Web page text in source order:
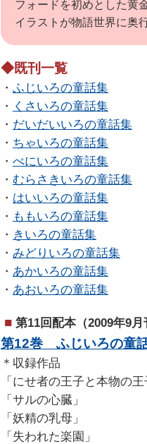
フォードを初めとした黄
イラストが物語世界に奥
◆既刊一覧
・ ふじいろの童話集
・ くさいろの童話集
・ だいだいいろの童話集
・ ちゃいろの童話集
・ べにいろの童話集
・ むらさきいろの童話集
・ はいいろの童話集
・ ももいろの童話集
・ きいろの童話集
・ みどりいろの童話集
・ あかいろの童話集
・ あおいろの童話集
■ 第11回配本（2009年9月
第12巻 ふじいろの童
＊収録作品
「にせ者の王子と本物の
「サルの心臓」
「妖精の乳母」
「失われた楽園」